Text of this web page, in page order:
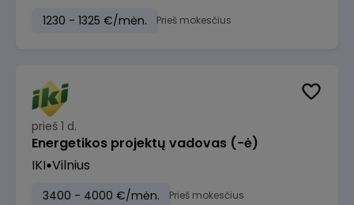
1230 - 1325 €/mėn. Prieš mokesčius
prieš 1 d.
Energetikos projektų vadovas (-ė)
IKI Vilnius
3400 - 4000 €/mėn. Prieš mokesčius